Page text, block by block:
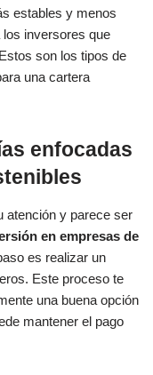
estables y menos
inversores que
son los tipos de
una cartera
enfocadas
atención y parece ser
en empresas de
es realizar un
Este proceso te
una buena opción
mantener el pago